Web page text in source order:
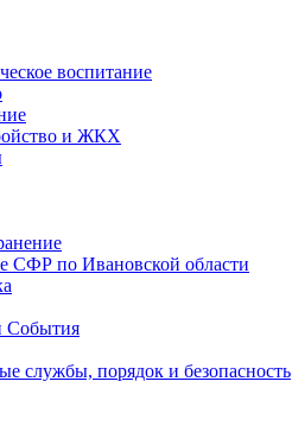
воспитание
и ЖКХ
СФР по Ивановской области
События
службы, порядок и безопасность